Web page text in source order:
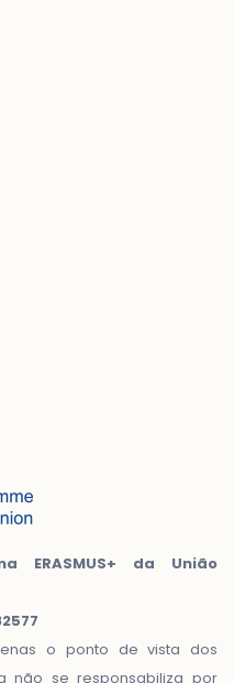
ERASMUS+ da União
o ponto de vista dos
não se responsabiliza por